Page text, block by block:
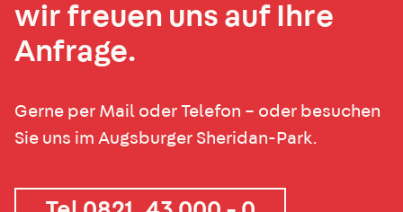
wir freuen uns auf Ihre
Anfrage.
Gerne per Mail oder Telefon – oder besuchen
Sie uns im Augsburger Sheridan-Park.